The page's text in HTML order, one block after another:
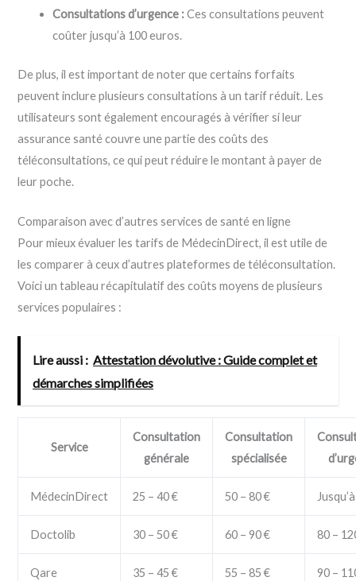
Consultations d’urgence :Ces consultations peuvent
coûter jusqu’à 100 euros.
De plus, il est important de noter que certains forfaits
peuvent inclure plusieurs consultations à un tarif réduit. Les
utilisateurs sont également encouragés à vérifier si leur
assurance santé couvre une partie des coûts des
téléconsultations, ce qui peut réduire le montant à payer de
leur poche.
Comparaison avec d’autres services de santé en ligne
Pour mieux évaluer les tarifs de MédecinDirect, il est utile de
les comparer à ceux d’autres plateformes de téléconsultation.
Voici un tableau récapitulatif des coûts moyens de plusieurs
services populaires :
Lire aussi : Attestation dévolutive : Guide complet et
démarches simplifiées
Service
Consultation
générale
Consultation
spécialisée
MédecinDirect 25 – 40 € 50 – 80 €
Doctolib 30 – 50 € 60 – 90 € 80 –
Qare 35 – 45 € 55 – 85 € 90 –